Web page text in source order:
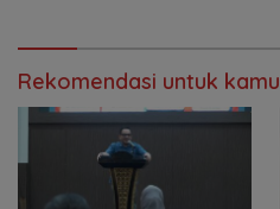
Rekomendasi untuk kamu